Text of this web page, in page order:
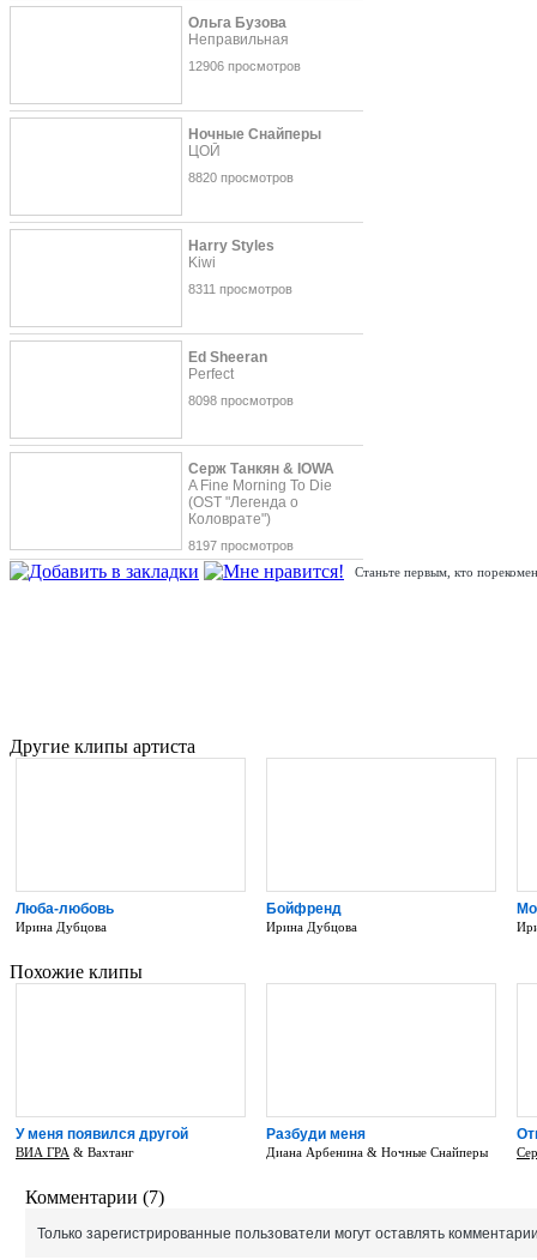
Ольга Бузова
Неправильная
12906 просмотров
Ночные Снайперы
ЦОЙ
8820 просмотров
Harry Styles
Kiwi
8311 просмотров
Ed Sheeran
Perfect
8098 просмотров
Серж Танкян & IOWA
A Fine Morning To Die
(OST "Легенда о
Коловрате")
8197 просмотров
Станьте первым, кто
". В съемках клипа приняли участие звёзды
Другие клипы артиста
Люба-любовь
Ирина Дубцова
Бойфренд
Ирина Дубцова
Похожие клипы
У меня появился другой
ВИА ГРА & Вахтанг
Разбуди меня
Диана Арбенина & Ночные Снайперы
Комментарии (7)
Только зарегистрированные пользователи могут оставлять